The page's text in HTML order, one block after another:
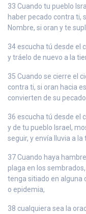
33 Cuando tu pueblo
haber pecado contra ti,
Nombre, si oran y te
34 escucha tú desde el
y tráelo de nuevo a la
35 Cuando se cierre el
contra ti, si oran hacia
convierten de su
36 escucha tú desde el
y de tu pueblo Israel,
seguir, y envía lluvia a
37 Cuando haya
plaga en los
tenga sitiado en alguna
o epidemia,
38 cualquiera sea la